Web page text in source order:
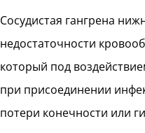
Сосудистая гангрена
недостаточности
который под
при присоединении
потери конечности или